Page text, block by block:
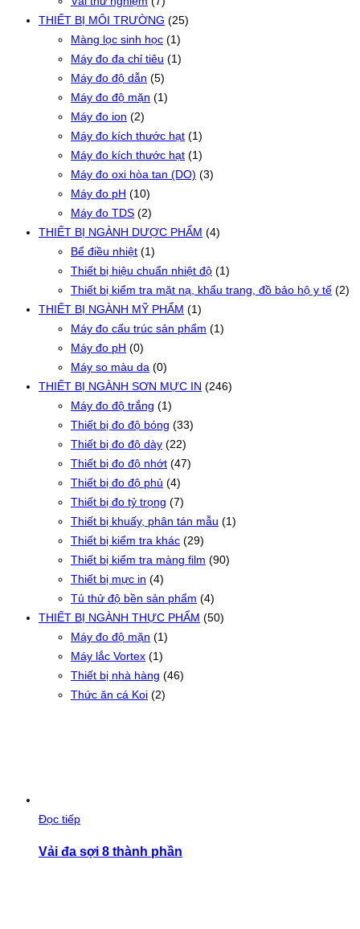
THIẾT BỊ MÔI TRƯỜNG (25)
Màng lọc sinh học (1)
Máy đo đa chỉ tiêu (1)
Máy đo độ dẫn (5)
Máy đo độ mặn (1)
Máy đo ion (2)
Máy đo kích thước hạt (1)
Máy đo kích thước hạt (1)
Máy đo oxi hòa tan (DO) (3)
Máy đo pH (10)
Máy đo TDS (2)
THIẾT BỊ NGÀNH DƯỢC PHẨM (4)
Bể điều nhiệt (1)
Thiết bị hiệu chuẩn nhiệt độ (1)
Thiết bị kiểm tra mặt nạ, khẩu trang, đồ bảo hộ y tế (2)
THIẾT BỊ NGÀNH MỸ PHẨM (1)
Máy đo cấu trúc sản phẩm (1)
Máy đo pH (0)
Máy so màu da (0)
THIẾT BỊ NGÀNH SƠN MỰC IN (246)
Máy đo độ trắng (1)
Thiết bị đo độ bóng (33)
Thiết bị đo độ dày (22)
Thiết bị đo độ nhớt (47)
Thiết bị đo độ phủ (4)
Thiết bị đo tỷ trọng (7)
Thiết bị khuấy, phân tán mẫu (1)
Thiết bị kiểm tra khác (29)
Thiết bị kiểm tra màng film (90)
Thiết bị mực in (4)
Tủ thử độ bền sản phẩm (4)
THIẾT BỊ NGÀNH THỰC PHẨM (50)
Máy đo độ mặn (1)
Máy lắc Vortex (1)
Thiết bị nhà hàng (46)
Thức ăn cá Koi (2)
Đọc tiếp
Vải đa sợi 8 thành phần